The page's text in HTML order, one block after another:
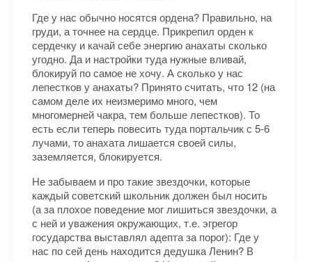
Где у нас обычно носятся ордена? Правильно, на
груди, а точнее на сердце. Прикрепил орден к
сердечку и качай себе энергию анахаты сколько
угодно. Да и настройки туда нужные вливай,
блокируй по самое не хочу. А сколько у нас
лепестков у анахаты? Принято считать, что 12 (на
самом деле их неизмеримо много, чем
многомерней чакра, тем больше лепестков). То
есть если теперь повесить туда портальчик с 5-6
лучами, то анахата лишается своей силы,
заземляется, блокируется.
Не забываем и про такие звездочки, которые
каждый советский школьник должен был носить
(а за плохое поведение мог лишиться звездочки, а
с ней и уважения окружающих, т.е. эгрегор
государства выставлял адепта за порог): Где у
нас по сей день находится дедушка Ленин? В